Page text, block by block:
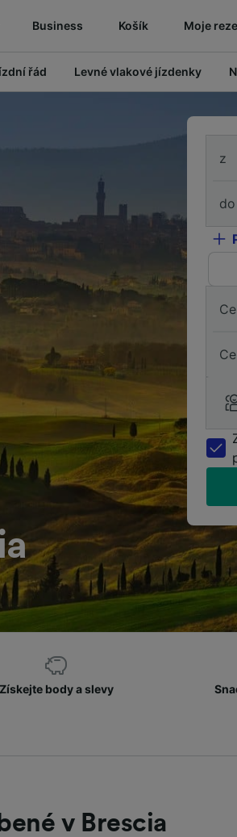
Business Košík Moje
řád Levné vlakové jízdenky
z
do
Získejte body a slevy
v Brescia